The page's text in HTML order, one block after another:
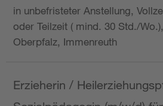
in unbefristeter Anstellung,
oder Teilzeit ( mind. 30 Std./
Oberpfalz, Immenreuth
Erzieherin /